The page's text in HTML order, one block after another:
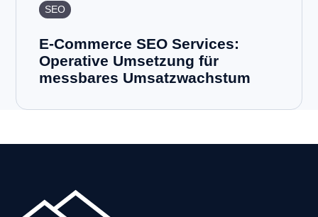
SEO
E-Commerce SEO Services:
Operative Umsetzung für
messbares Umsatzwachstum